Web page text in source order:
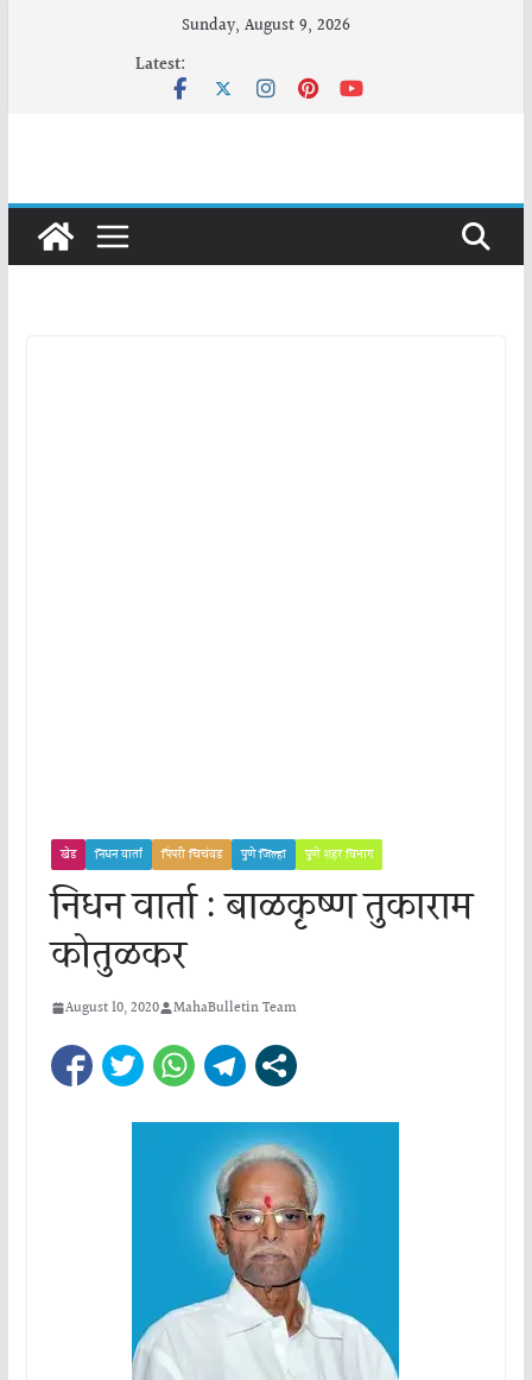
Sunday, August 9, 2026
Latest:
खेड निधन वार्ता पिंपरी चिचंवड पुणे जिल्हा पुणे शहर विभाग
निधन वार्ता : बाळकृष्ण तुकाराम
कोतुळकर
August 10, 2020 MahaBulletin Team